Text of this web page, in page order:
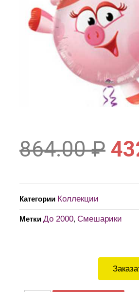
864.00₽
Категории Коллекции
Метки До 2000, Смешарики